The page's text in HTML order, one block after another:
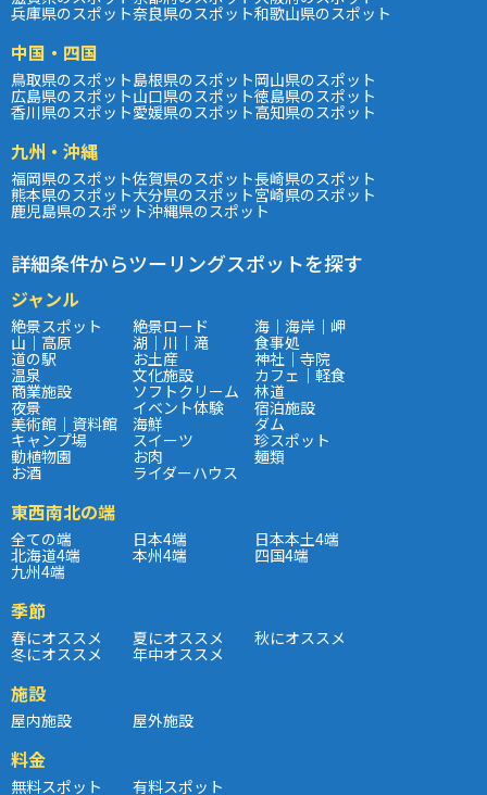
兵庫県のスポット奈良県のスポット和歌山県のスポット
中国・四国
鳥取県のスポット島根県のスポット岡山県のスポット
広島県のスポット山口県のスポット徳島県のスポット
香川県のスポット愛媛県のスポット高知県のスポット
九州・沖縄
福岡県のスポット佐賀県のスポット長崎県のスポット
熊本県のスポット大分県のスポット宮崎県のスポット
鹿児島県のスポット沖縄県のスポット
詳細条件からツーリングスポットを探す
ジャンル
絶景スポット 絶景ロード 海｜海岸｜岬
山｜高原 湖｜川｜滝 食事処
道の駅 お土産 神社｜寺院
温泉 文化施設 カフェ｜軽食
商業施設 ソフトクリーム 林道
夜景 イベント体験 宿泊施設
美術館｜資料館 海鮮 ダム
キャンプ場 スイーツ 珍スポット
動植物園 お肉 麺類
お酒 ライダーハウス
東西南北の端
全ての端 日本4端 日本本土4端
北海道4端 本州4端 四国4端
九州4端
季節
春にオススメ 夏にオススメ 秋にオススメ
冬にオススメ 年中オススメ
施設
屋内施設 屋外施設
料金
無料スポット 有料スポット